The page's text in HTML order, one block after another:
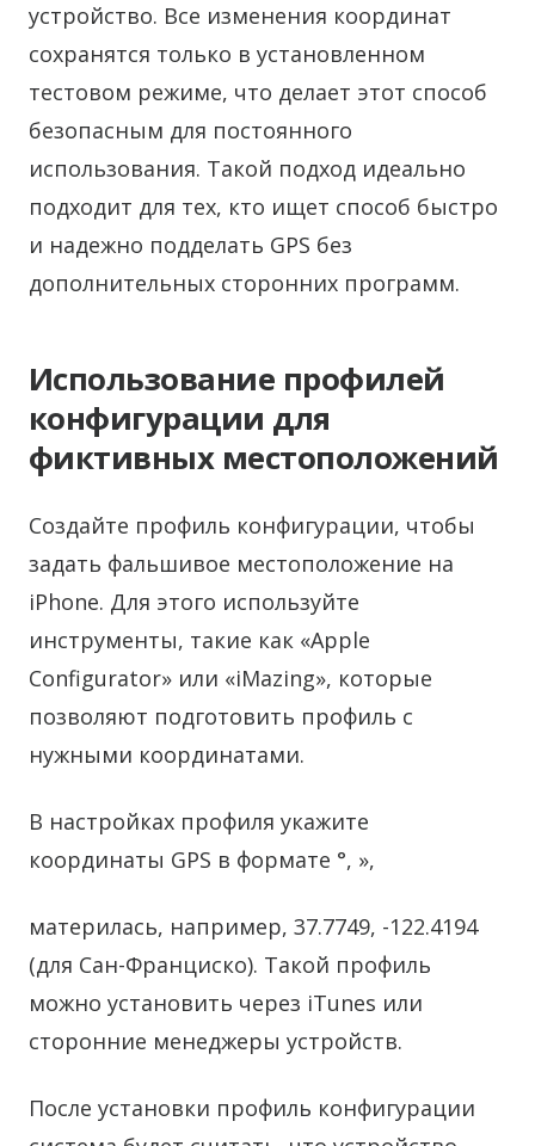
устройство. Все изменения координат
сохранятся только в установленном
тестовом режиме, что делает этот способ
безопасным для постоянного
использования. Такой подход идеально
подходит для тех, кто ищет способ быстро
и надежно подделать GPS без
дополнительных сторонних программ.
Использование профилей
конфигурации для
фиктивных местоположений
Создайте профиль конфигурации, чтобы
задать фальшивое местоположение на
iPhone. Для этого используйте
инструменты, такие как «Apple
Configurator» или «iMazing», которые
позволяют подготовить профиль с
нужными координатами.
В настройках профиля укажите
координаты GPS в формате °, »,
материлась, например, 37.7749, -122.4194
(для Сан-Франциско). Такой профиль
можно установить через iTunes или
сторонние менеджеры устройств.
После установки профиль конфигурации